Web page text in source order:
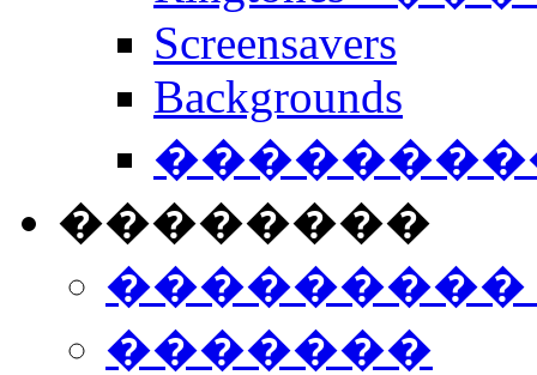
Screensavers
Backgrounds
��������
���������
�������